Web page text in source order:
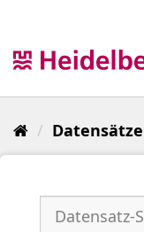
Datensätze